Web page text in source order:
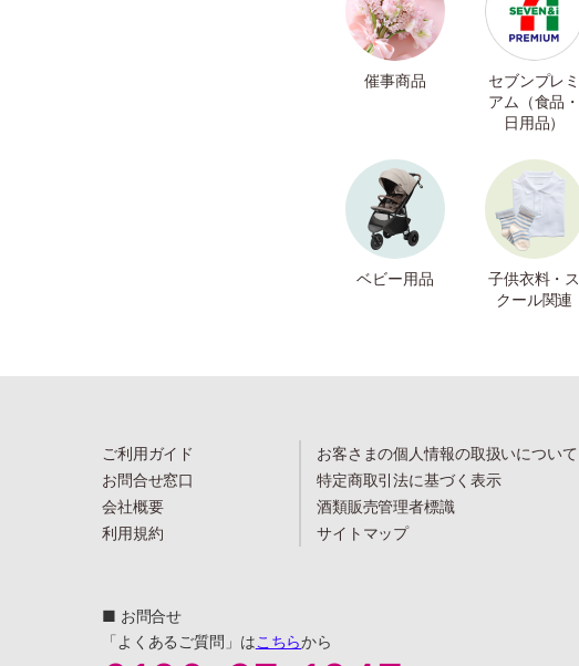
催事商品
セブンプレミ
アム（食品・
日用品）
ベビー用品
子供衣料・ス
クール関連
ご利用ガイド
お問合せ窓口
会社概要
利用規約
お客さまの個人情報の取扱いについて
特定商取引法に基づく表示
酒類販売管理者標識
サイトマップ
■ お問合せ
「よくあるご質問」はこちらから